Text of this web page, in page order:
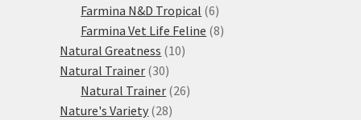
produktů
Farmina N&D Tropical 66
produktů
Farmina Vet Life Feline 88
Natural Greatness 1010
Natural Trainer 3030
produktů
Natural Trainer 2626
Nature's Variety 2828